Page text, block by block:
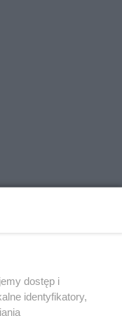
dostęp i
identyfikatory,